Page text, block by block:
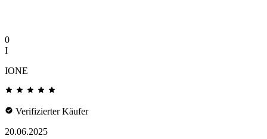
0
I
IONE
Verifizierter Käufer
20.06.2025